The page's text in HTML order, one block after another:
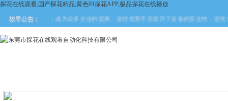
探花在线观看,国产探花精品,黄色91探花APP,极品探花在线播放
较早公告：
术优势，成为众多企业的选择。这些优势不仅提升了设备的安全性，还优化